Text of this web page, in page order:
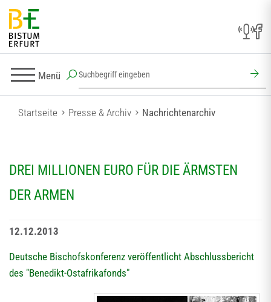
Menü
Startseite Presse & Archiv Nachrichtenarchiv
DREI MILLIONEN EURO FÜR DIE ÄRMSTEN
DER ARMEN
12.12.2013
Deutsche Bischofskonferenz veröffentlicht Abschlussbericht
des "Benedikt-Ostafrikafonds"